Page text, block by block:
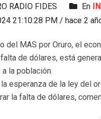
RADIO FIDES En
21:10:28 PM / hace 2
del MAS por Oruro, el
de dólares, está
la población.
esperanza de la ley del
la falta de dólares,